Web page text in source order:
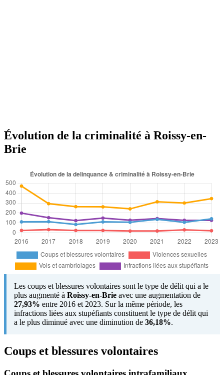
Évolution de la criminalité à Roissy-en-
Brie
Les coups et blessures volontaires sont le type de délit qui a le
plus augmenté à Roissy-en-Brie avec une augmentation de
27,93% entre 2016 et 2023. Sur la même période, les
infractions liées aux stupéfiants constituent le type de délit qui
a le plus diminué avec une diminution de 36,18%.
Coups et blessures volontaires